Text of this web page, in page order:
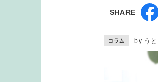
SHARE
コラム by うと